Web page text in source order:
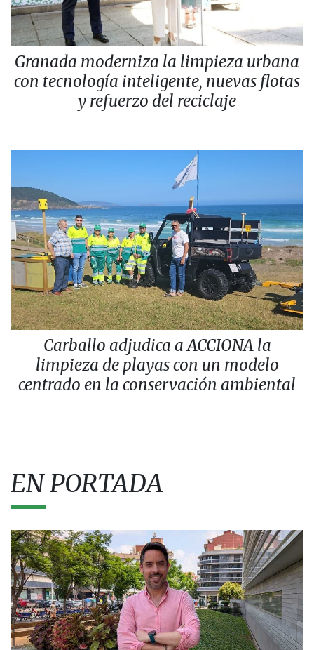
Granada moderniza la limpieza urbana
con tecnología inteligente, nuevas flotas
y refuerzo del reciclaje
Carballo adjudica a ACCIONA la
limpieza de playas con un modelo
centrado en la conservación ambiental
EN PORTADA